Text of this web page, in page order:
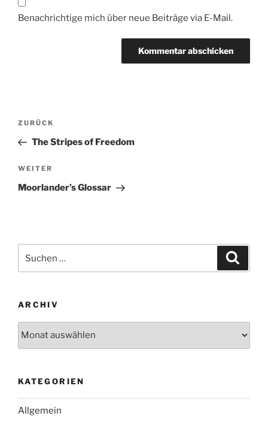
Benachrichtige mich über neue Beiträge via E-Mail.
Beitragsnavigation
Vorheriger
Beitrag
ZURÜCK
The Stripes of Freedom
Nächster
Beitrag
WEITER
Moorlander’s Glossar
nach:
ARCHIV
KATEGORIEN
Allgemein